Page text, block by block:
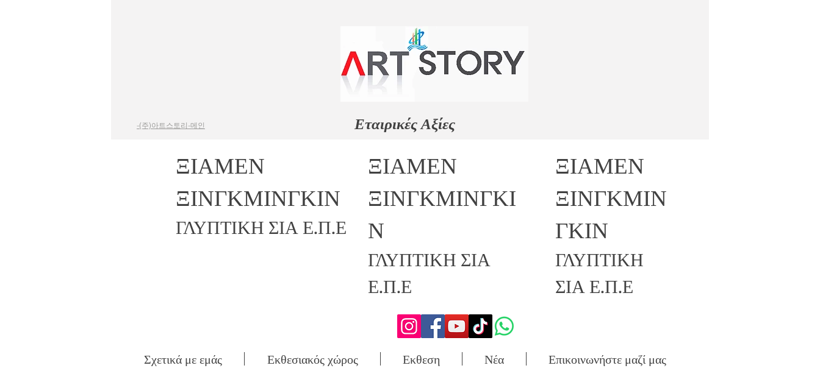
Εταιρικές Αξίες
-(주)아트스토리-메인
ΞΙΑΜΕΝ
ΞΙΝΓΚΜΙΝΓΚΙΝ
ΓΛΥΠΤΙΚΗ ΣΙΑ Ε.Π.Ε
ΞΙΑΜΕΝ
ΞΙΝΓΚΜΙΝΓΚΙ
Ν
ΓΛΥΠΤΙΚΗ ΣΙΑ
Ε.Π.Ε
ΞΙΑΜΕΝ
ΞΙΝΓΚΜΙΝ
ΓΚΙΝ
ΓΛΥΠΤΙΚΗ
ΣΙΑ Ε.Π.Ε
Σχετικά με εμάς Εκθεσιακός χώρος Εκθεση Νέα Επικοινωνήστε μαζί μας